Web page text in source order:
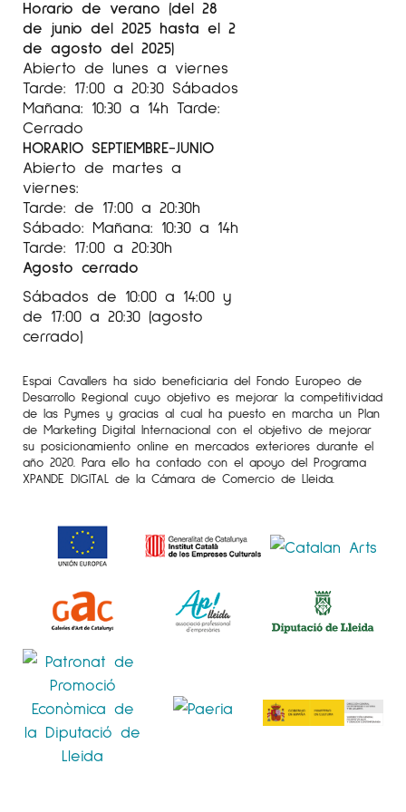
• “Moments”, Eye Contemporary Art Gallery,
Stockholm.
2022
Ferias:
• Art Madrid, Art Lounge Gallery, Madrid,
Spain.
• Art Up Lille, Cécile Chiorino Gallery, Lille,
France.
• AAF Brussels, Eye Contemporary Art Gallery,
Belgium.
• (Un)Fair Milano, Eye Contemporary Art Gallery,
Italy.
• AAF Stockholm, Eye Contemporary Gallery,
Sweden.
Gallery, USA.
• Art Revolution Taipei 2022, Art BCN, Taiwan.
• AAF Hong Kong, Eye Contemporary Art
Gallery, Hong Kong.
• AAF Melbourne, The Gallery Eumundi,
• AAF Battersea Autumn London, Eye
Contemporary Art Gallery, UK.
• AAF New York Fall, Artspace Warehouse
Gallery, USA.
• AAF Amsterdam, Eye Contemporary Art
• AAF Hamburg, Eye Contemporary Art Gallery,
Germany.
• AAF Singapore, Art Blue Studio Gallery,
Singapore.
Exposiciones:
Horario de verano (del 28
de junio del 2025 hasta el 2
de agosto del 2025)
Abierto de lunes a viernes
Tarde: 17:00 a 20:30 Sábados
Mañana: 10:30 a 14h Tarde:
Cerrado
HORARIO SEPTIEMBRE-JUNIO
Abierto de martes a
viernes:
Tarde: de 17:00 a 20:30h
Sábado: Mañana: 10:30 a 14h
Tarde: 17:00 a 20:30h
Agosto cerrado
Sábados de 10:00 a 14:00 y
de 17:00 a 20:30 (agosto
cerrado)
Espai Cavallers ha sido beneficiaria del Fondo Europeo de
Desarrollo Regional cuyo objetivo es mejorar la competitividad
de las Pymes y gracias al cual ha puesto en marcha un Plan
de Marketing Digital Internacional con el objetivo de mejorar
su posicionamiento online en mercados exteriores durante el
año 2020. Para ello ha contado con el apoyo del Programa
XPANDE DIGITAL de la Cámara de Comercio de Lleida.